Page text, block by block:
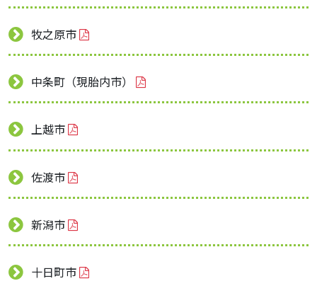
牧之原市
中条町（現胎内市）
上越市
佐渡市
新潟市
十日町市